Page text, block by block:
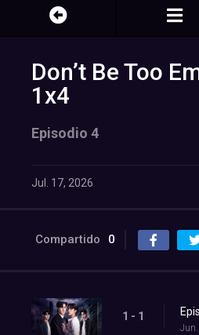
Don’t Be Too
1x4
Episodio 4
Jul. 17, 2026
Compartido 0
1 - 1